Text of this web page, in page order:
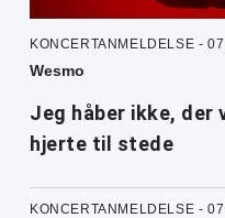
KONCERTANMELDELSE -
Wesmo
Jeg håber ikke,
hjerte til stede
KONCERTANMELDELSE -